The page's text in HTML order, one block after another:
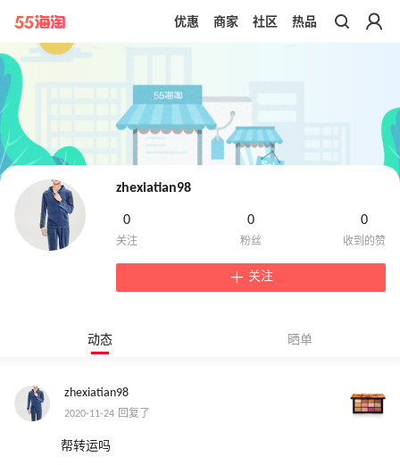
带你去官网买正品
优惠 商家 社区 热品
zhexiatian98
0 0 0
关注
动态 晒单
zhexiatian98
2020-11-24 回复了
帮转运吗